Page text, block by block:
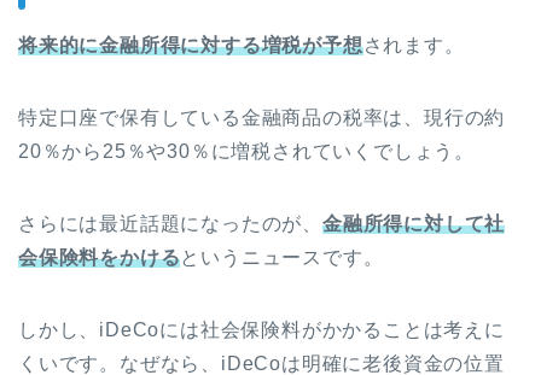
将来的に金融所得に対する増税が予想されます。
特定口座で保有している金融商品の税率は、現行の約
20％から25％や30％に増税されていくでしょう。
さらには最近話題になったのが、 金融所得に対して社
会保険料をかけるというニュースです。
しかし、iDeCoには社会保険料がかかることは考えに
くいです。なぜなら、iDeCoは明確に老後資金の位置